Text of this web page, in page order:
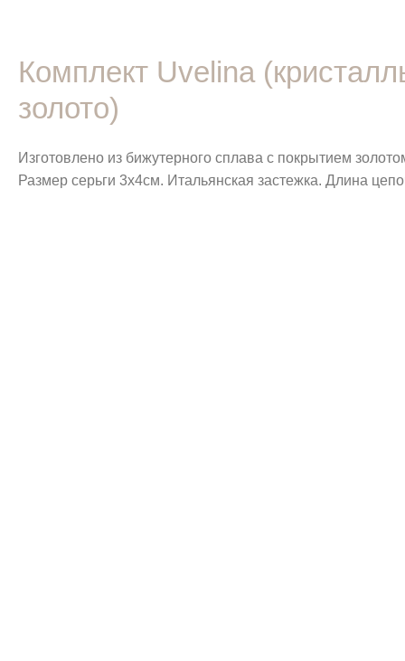
Комплект Uvelina
золото)
Изготовлено из бижутерного сплава с покрытием
Размер серьги 3х4см. Итальянская застежка. Длина